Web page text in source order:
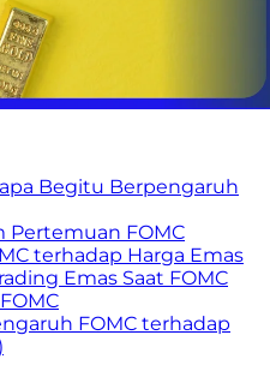
Begitu Berpengaruh
Pertemuan FOMC
terhadap Harga Emas
Emas Saat FOMC
FOMC terhadap